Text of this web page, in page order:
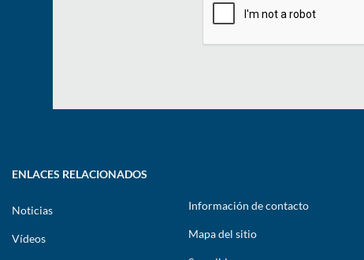
ENLACES RELACIONADOS
Noticias
Vídeos
Información de contacto
Mapa del sitio